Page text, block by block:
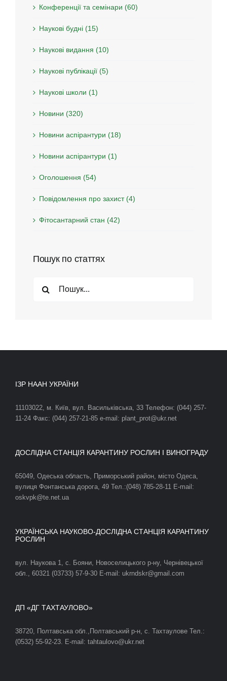
Конференції та семінари (60)
Наукові будні (15)
Наукові видання (10)
Наукові публікації (5)
Наукові школи (1)
Новини (320)
Новини аспірантури (18)
Новини аспірантури (1)
Оголошення (54)
Повідомлення про захист (4)
Фітосантарний стан (42)
Пошук по статтях
for:
ІЗР НААН УКРАЇНИ
11103022, м. Київ, вул. Васильківська, 33 Телефон: (044) 257-
11-24 Факс: (044) 257-21-85 e-mail: plant_prot@ukr.net
ДОСЛІДНА СТАНЦІЯ КАРАНТИНУ РОСЛИН І ВИНОГРАДУ
65049, Одеська область, Приморський район, місто Одеса,
вулиця Фонтанська дорога, 49 Тел.:(048) 785-28-11 E-mail:
oskvpk@te.net.ua
УКРАЇНСЬКА НАУКОВО-ДОСЛІДНА СТАНЦІЯ КАРАНТИНУ
РОСЛИН
вул. Наукова 1, с. Бояни, Новоселицького р-ну, Чернівецької
обл., 60321 (03733) 57-9-30 E-mail: ukrndskr@gmail.com
ДП «ДГ ТАХТАУЛОВО»
38720, Полтавська обл.,Полтавський р-н, с. Тахтаулове Тел.:
(0532) 55-92-23. E-mail: tahtaulovo@ukr.net